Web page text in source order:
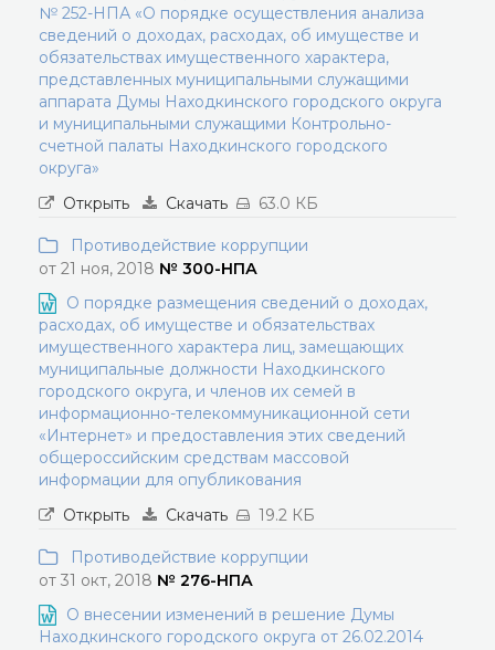
№ 252-НПА «О порядке осуществления анализа
сведений о доходах, расходах, об имуществе и
обязательствах имущественного характера,
представленных муниципальными служащими
аппарата Думы Находкинского городского округа
и муниципальными служащими Контрольно-
счетной палаты Находкинского городского
округа»
Открыть
Скачать 63.0 КБ
Противодействие коррупции
от 21 ноя, 2018 № 300-НПА
О порядке размещения сведений о доходах,
расходах, об имуществе и обязательствах
имущественного характера лиц, замещающих
муниципальные должности Находкинского
городского округа, и членов их семей в
информационно-телекоммуникационной сети
«Интернет» и предоставления этих сведений
общероссийским средствам массовой
информации для опубликования
Открыть
Скачать 19.2 КБ
Противодействие коррупции
от 31 окт, 2018 № 276-НПА
О внесении изменений в решение Думы
Находкинского городского округа от 26.02.2014